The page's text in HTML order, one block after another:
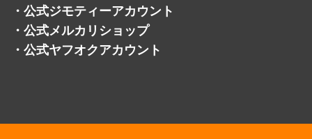
・ 公式ジモティーアカウント
・ 公式メルカリショップ
・ 公式ヤフオクアカウント